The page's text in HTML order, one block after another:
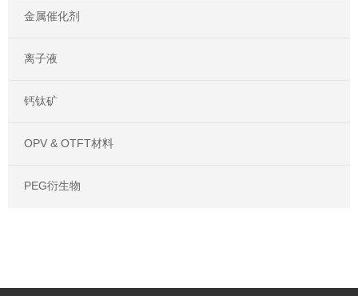
金属催化剂
离子液
钙钛矿
OPV & OTFT材料
PEG衍生物